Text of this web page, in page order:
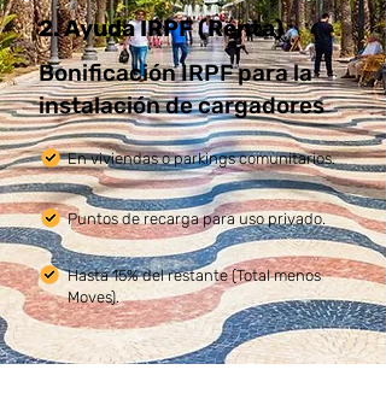
2. Ayuda IRPF (Renta)
Bonificación IRPF para la
instalación de cargadores
En viviendas o parkings comunitarios.
Puntos de recarga para uso privado.
Hasta 15% del restante (Total menos
Moves).